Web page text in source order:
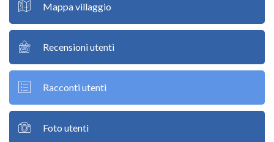
Mappa villaggio
Recensioni utenti
Racconti utenti
Foto utenti